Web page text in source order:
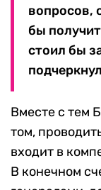
вопросов,
бы
стоил бы
Вместе с тем
том,
входит в
В конечном